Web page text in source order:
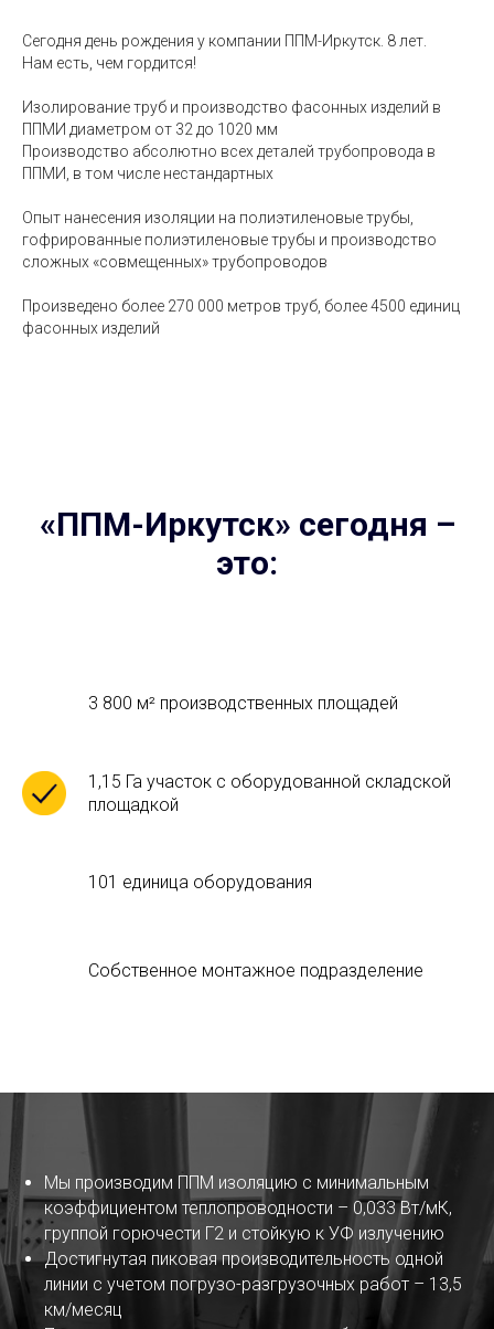
Сегодня день рождения у компании ППМ-Иркутск. 8 лет.
Нам есть, чем гордится!
Изолирование труб и производство фасонных изделий в
ППМИ диаметром от 32 до 1020 мм
Производство абсолютно всех деталей трубопровода в
ППМИ, в том числе нестандартных
Опыт нанесения изоляции на полиэтиленовые трубы,
гофрированные полиэтиленовые трубы и производство
сложных «совмещенных» трубопроводов
Произведено более 270 000 метров труб, более 4500 единиц
фасонных изделий
«ППМ-Иркутск» сегодня –
это:
3 800 м² производственных площадей
1,15 Га участок с оборудованной складской
площадкой
101 единица оборудования
Собственное монтажное подразделение
Мы производим ППМ изоляцию с минимальным
коэффициентом теплопроводности – 0,033 Вт/мК,
группой горючести Г2 и стойкую к УФ излучению
Достигнутая пиковая производительность одной
линии с учетом погрузо-разгрузочных работ – 13,5
км/месяц